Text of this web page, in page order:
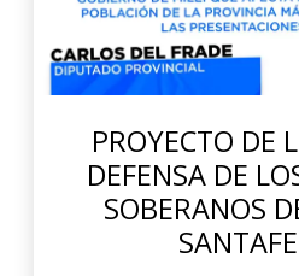
PROYECTO DE
DEFENSA DE
SOBERANOS